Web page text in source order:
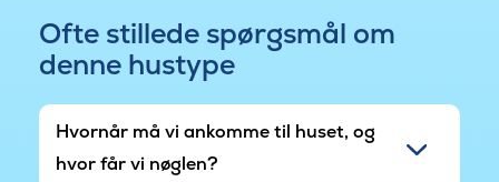
Ofte stillede spørgsmål om
denne hustype
Hvornår må vi ankomme til huset, og
hvor får vi nøglen?